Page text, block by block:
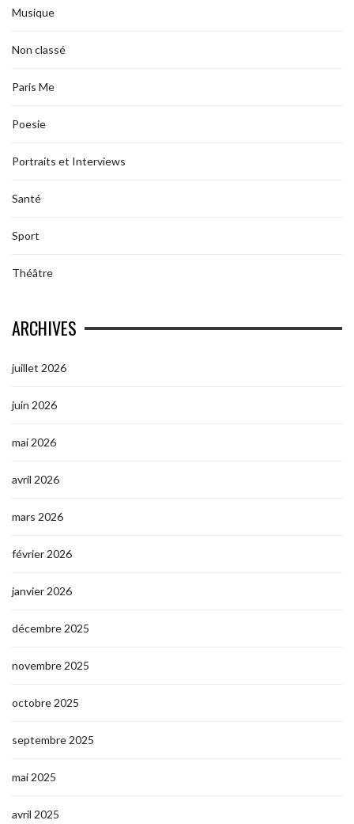
Musique
Non classé
Paris Me
Poesie
Portraits et Interviews
Santé
Sport
Théâtre
ARCHIVES
juillet 2026
juin 2026
mai 2026
avril 2026
mars 2026
février 2026
janvier 2026
décembre 2025
novembre 2025
octobre 2025
septembre 2025
mai 2025
avril 2025